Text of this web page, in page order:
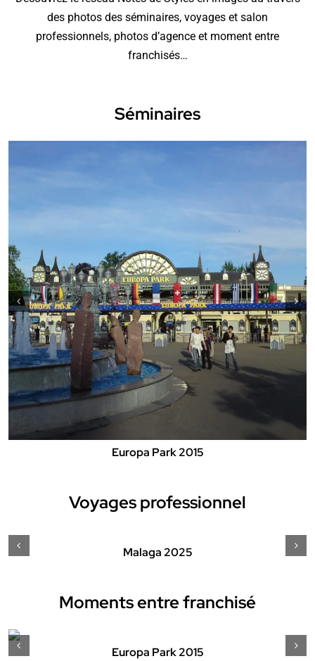
des photos des séminaires, voyages et salon
professionnels, photos d’agence et moment entre
franchisés…
Séminaires
Europa Park 2015
Voyages professionnel
Malaga 2025
Moments entre franchisé
Europa Park 2015